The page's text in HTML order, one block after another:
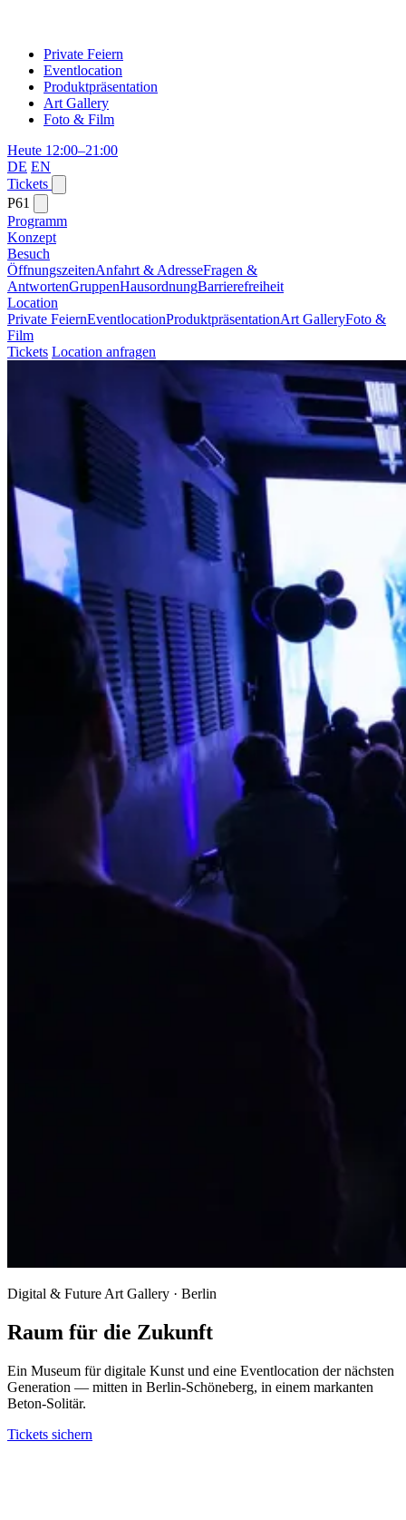
Private Feiern
Eventlocation
Produktpräsentation
Art Gallery
Foto & Film
Heute 12:00–21:00
DE EN
Tickets
P61
Programm
Konzept
Besuch
ÖffnungszeitenAnfahrt & AdresseFragen &
AntwortenGruppenHausordnungBarrierefreiheit
Location
Private FeiernEventlocationProduktpräsentationArt GalleryFoto &
Film
Tickets Location anfragen
Digital & Future Art Gallery · Berlin
Raum für die Zukunft
Ein Museum für digitale Kunst und eine Eventlocation der nächsten
Generation — mitten in Berlin-Schöneberg, in einem markanten
Beton-Solitär.
Tickets sichern